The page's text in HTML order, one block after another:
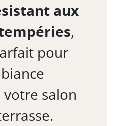
aux
,
pour
salon